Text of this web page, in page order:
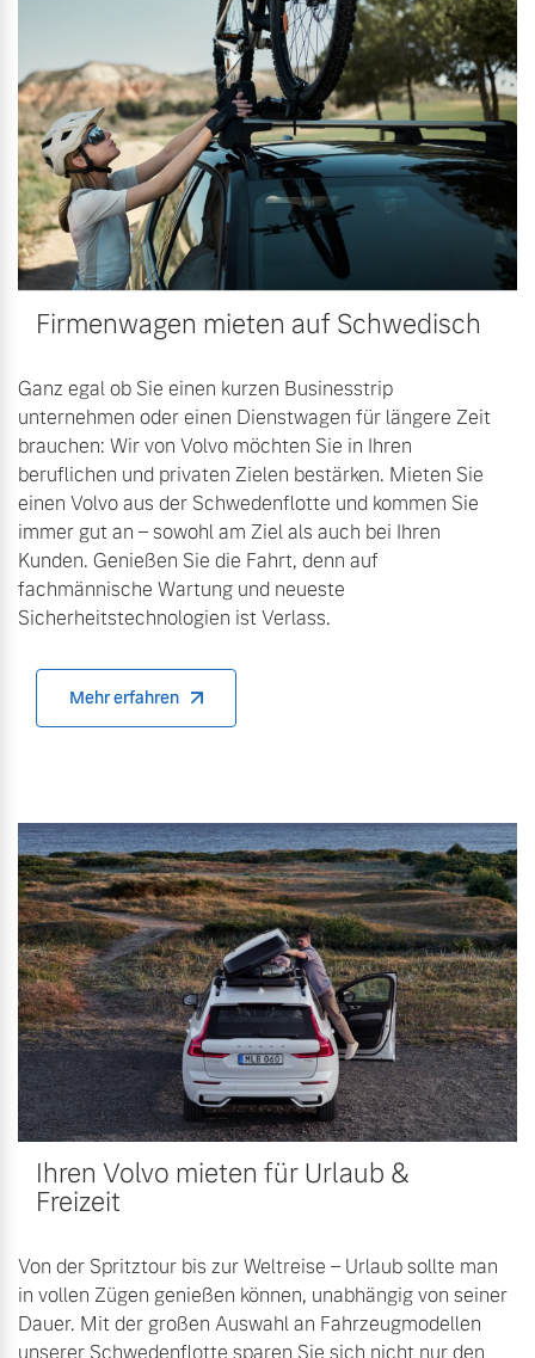
Firmenwagen mieten auf Schwedisch
Ganz egal ob Sie einen kurzen Businesstrip
unternehmen oder einen Dienstwagen für längere Zeit
brauchen: Wir von Volvo möchten Sie in Ihren
beruflichen und privaten Zielen bestärken. Mieten Sie
einen Volvo aus der Schwedenflotte und kommen Sie
immer gut an – sowohl am Ziel als auch bei Ihren
Kunden. Genießen Sie die Fahrt, denn auf
fachmännische Wartung und neueste
Sicherheitstechnologien ist Verlass.
Mehr erfahren
Ihren Volvo mieten für Urlaub &
Freizeit
Von der Spritztour bis zur Weltreise – Urlaub sollte man
in vollen Zügen genießen können, unabhängig von seiner
Dauer. Mit der großen Auswahl an Fahrzeugmodellen
unserer Schwedenflotte sparen Sie sich nicht nur den